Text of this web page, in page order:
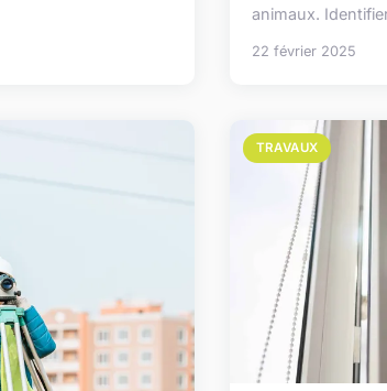
animaux.
22 février 2025
TRAVAUX